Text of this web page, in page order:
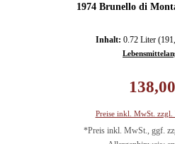
1974 Brunello di
Inhalt: 0.72 Liter
Preise inkl. MwSt. zzgl.
*Preis inkl. MwSt., ggf.